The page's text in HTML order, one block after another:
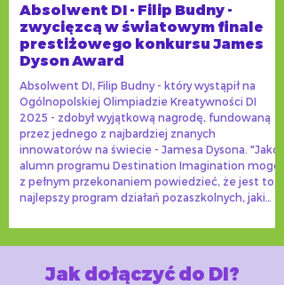
Absolwent DI - Filip Budny -
zwycięzcą w światowym finale
prestiżowego konkursu James
Dyson Award
Absolwent DI, Filip Budny - który wystąpił na
Ogólnopolskiej Olimpiadzie Kreatywności DI
2025 - zdobył wyjątkową nagrodę, fundowaną
przez jednego z najbardziej znanych
innowatorów na świecie - Jamesa Dysona. "Jako
alumn programu Destination Imagination mogę
z pełnym przekonaniem powiedzieć, że jest to
najlepszy program działań pozaszkolnych, jaki
nieszablonowego rozwiązywania problemów,
współpracy w zespole, a jednocześnie stanowi
Jak dołączyć do DI?